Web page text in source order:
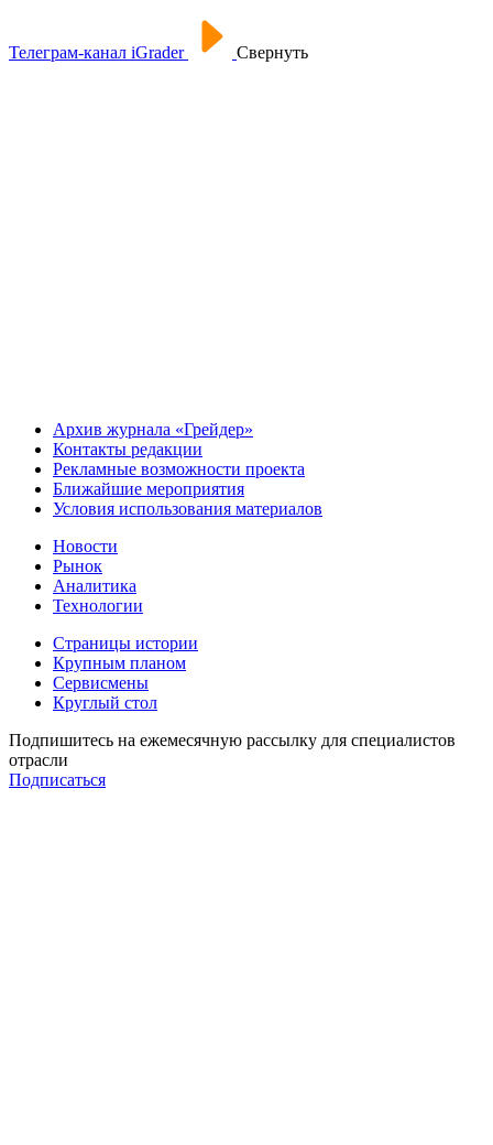
Телеграм-канал iGrader Свернуть
Архив журнала «Грейдер»
Контакты редакции
Рекламные возможности проекта
Ближайшие мероприятия
Условия использования материалов
Новости
Рынок
Аналитика
Технологии
Страницы истории
Крупным планом
Сервисмены
Круглый стол
Подпишитесь на ежемесячную рассылку для специалистов
отрасли
Подписаться